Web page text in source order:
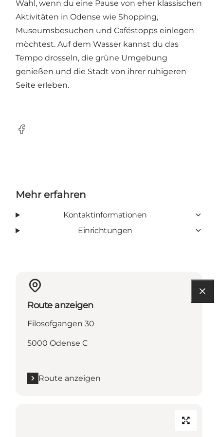
Wahl, wenn du eine Pause von eher klassischen
Aktivitäten in Odense wie Shopping,
Museumsbesuchen und Caféstopps einlegen
möchtest. Auf dem Wasser kannst du das
Tempo drosseln, die grüne Umgebung
genießen und die Stadt von ihrer ruhigeren
Seite erleben.
Facebook
Mehr erfahren
Kontaktinformationen
Einrichtungen
Route anzeigen
Filosofgangen 30
5000 Odense C
Route anzeigen